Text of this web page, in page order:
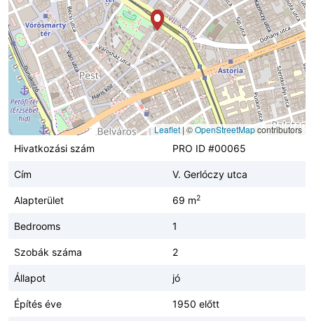
Leaflet|©OpenStreetMapcontributors
Hivatkozási szám
PRO ID #00065
Cím V. Gerlóczy utca
Alapterület 69 m2
Bedrooms 1
Szobák száma 2
Állapot jó
Építés éve 1950 előtt